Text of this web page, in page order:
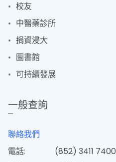
校友
中醫藥診所
捐資浸大
圖書館
可持續發展
一般查詢
聯絡我們
電話:
(852) 3411 7400